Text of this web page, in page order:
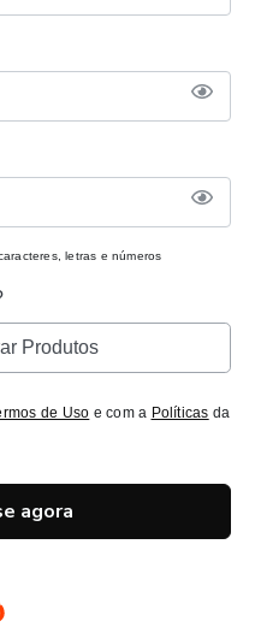
letras e números
Produtos
de Uso e com a Políticas da
agora